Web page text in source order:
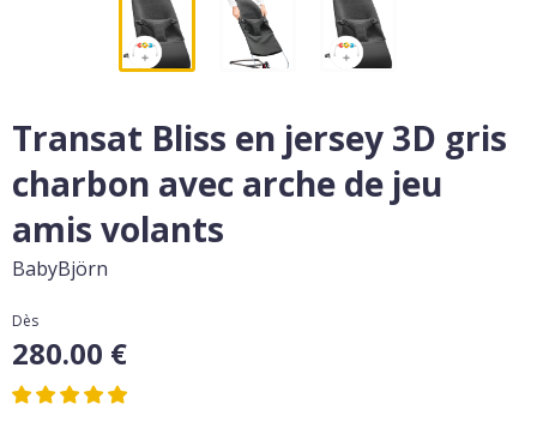
Transat Bliss en jersey 3D gris
charbon avec arche de jeu
amis volants
BabyBjörn
Dès
280.00 €